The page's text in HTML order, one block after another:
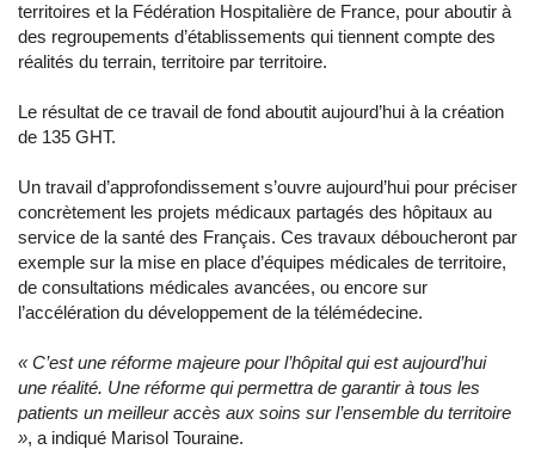
territoires et la Fédération Hospitalière de France, pour aboutir à
des regroupements d’établissements qui tiennent compte des
réalités du terrain, territoire par territoire.
Le résultat de ce travail de fond aboutit aujourd’hui à la création
de 135 GHT.
Un travail d’approfondissement s’ouvre aujourd’hui pour préciser
concrètement les projets médicaux partagés des hôpitaux au
service de la santé des Français. Ces travaux déboucheront par
exemple sur la mise en place d’équipes médicales de territoire,
de consultations médicales avancées, ou encore sur
l’accélération du développement de la télémédecine.
«C’est une réforme majeure pour l’hôpital qui est aujourd’hui
une réalité. Une réforme qui permettra de garantir à tous les
patients un meilleur accès aux soins sur l’ensemble du territoire
», a indiqué Marisol Touraine.